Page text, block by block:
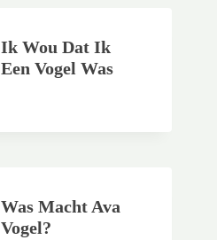
Ik Wou Dat Ik
Een Vogel Was
Was Macht Ava
Vogel?